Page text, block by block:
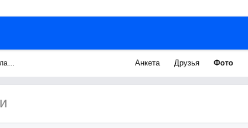
Алтай Православный Анкета Друзья Фото